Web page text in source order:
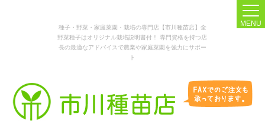
種子・野菜・家庭菜園・栽培の専門店【市川種苗店】全
野菜種子はオリジナル栽培説明書付！ 専門資格を持つ店
長の最適なアドバイスで農業や家庭菜園を強力にサポー
ト
MENU